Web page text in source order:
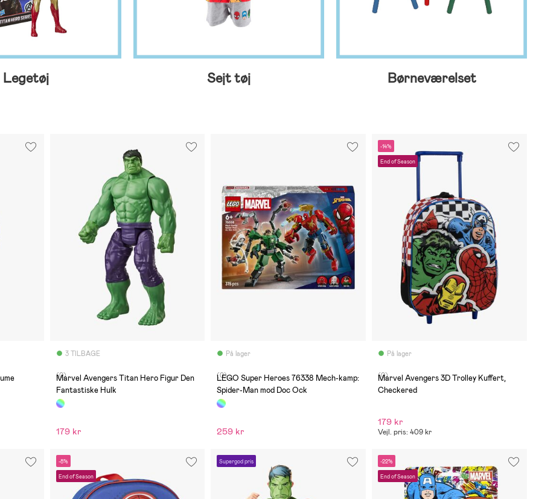
Legetøj Sejt tøj Børneværelset
3 TILBAGE
(0)
Marvel Avengers Titan Hero Figur Den
Fantastiske Hulk
179 kr
På lager
(0)
LEGO Super Heroes 76338 Mech-kamp:
Spider-Man mod Doc Ock
259 kr
-14%
End of Season
På lager
(0)
Marvel Avengers 3D Trolley Kuffert,
Checkered
179 kr
Vejl. pris: 409 kr
-8%
End of Season
Supergod pris -22%
End of Season